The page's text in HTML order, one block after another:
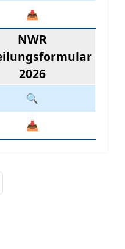
📥
NWR
2026
🔍
📥